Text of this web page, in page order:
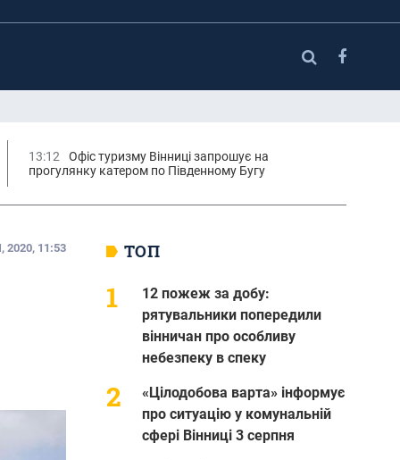
13:12
Офіс туризму Вінниці запрошує на
прогулянку катером по Південному Бугу
11:53 ТОП
12 пожеж за добу:
рятувальники попередили
вінничан про особливу
небезпеку в спеку
«Цілодобова варта» інформує
про ситуацію у комунальній
сфері Вінниці 3 серпня